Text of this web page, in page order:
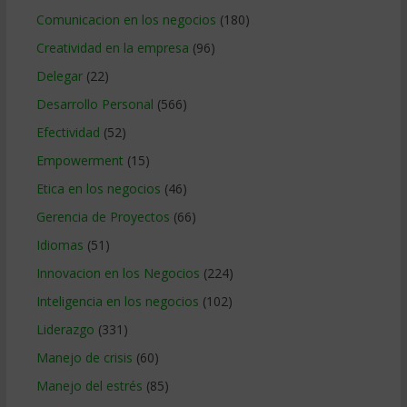
Comunicacion en los negocios (180)
Creatividad en la empresa (96)
Delegar(22)
Desarrollo Personal (566)
Efectividad (52)
Empowerment (15)
Etica en los negocios (46)
Gerencia de Proyectos (66)
Idiomas (51)
Innovacion en los Negocios (224)
Inteligencia en los negocios (102)
Liderazgo (331)
Manejo de crisis (60)
Manejo del estrés (85)